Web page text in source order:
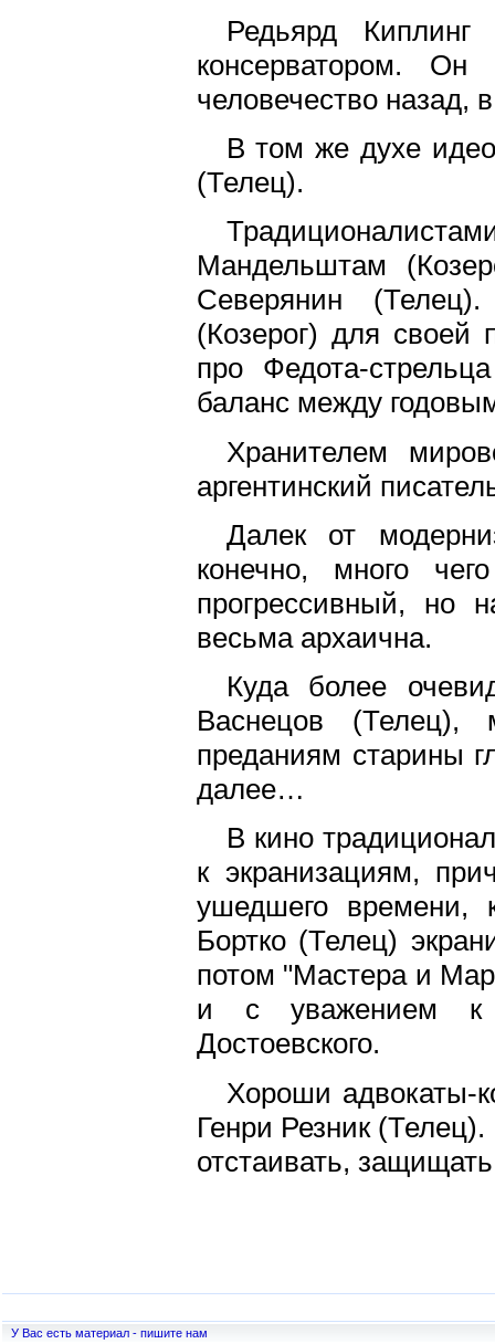
Редьярд Киплинг
консерватором.
человечество назад,
В том же духе
(Телец).
Мандельштам
Северянин
(Козерог) для своей
про Федота-
баланс между
Хранителем
аргентинский
Далек от
конечно, много
прогрессивный, но
весьма архаична.
Куда более
Васнецов (Телец),
преданиям старины
далее…
В кино
к экранизациям,
ушедшего времени,
Бортко (Телец)
потом "Мастера и
и с уважением к
Достоевского.
Хороши адвокаты-
Генри Резник
отстаивать,
У Вас есть материал - пишите нам